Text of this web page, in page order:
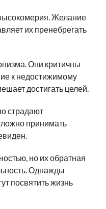
Желание
их пренебрегать
Они критичны
к недостижимому
достигать целей.
страдают
принимать
но их обратная
Однажды
посвятить жизнь